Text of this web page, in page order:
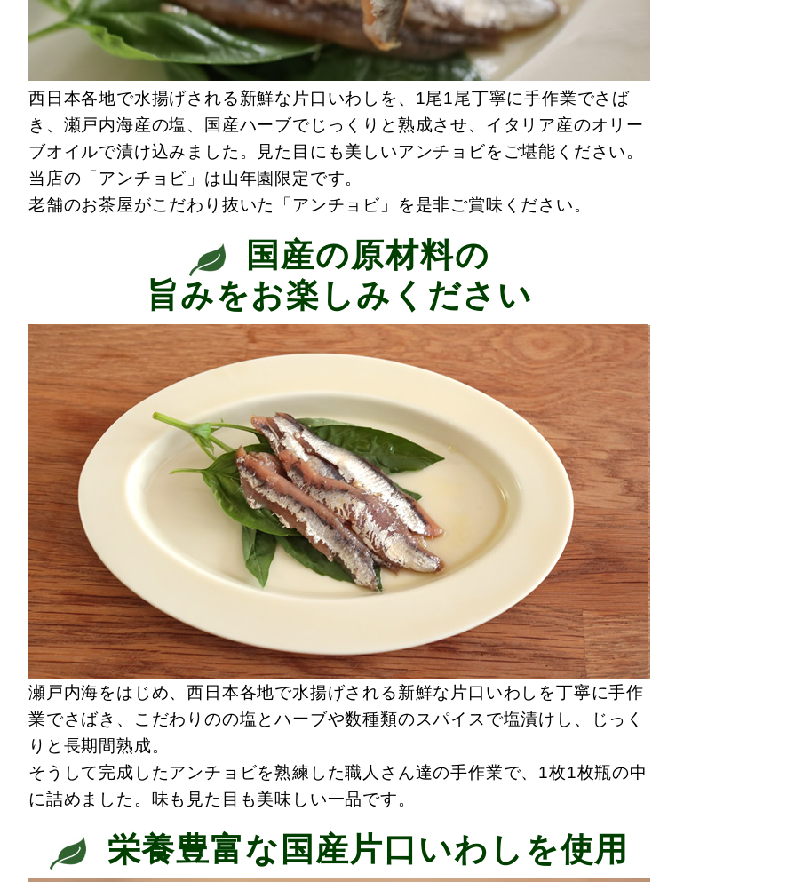
西日本各地で水揚げされる新鮮な片口いわしを、1尾1尾丁寧に手作業でさば
き、瀬戸内海産の塩、国産ハーブでじっくりと熟成させ、イタリア産のオリー
ブオイルで漬け込みました。見た目にも美しいアンチョビをご堪能ください。
当店の「アンチョビ」は山年園限定です。
老舗のお茶屋がこだわり抜いた「アンチョビ」を是非ご賞味ください。
国産の原材料の
旨みをお楽しみください
瀬戸内海をはじめ、西日本各地で水揚げされる新鮮な片口いわしを丁寧に手作
業でさばき、こだわりのの塩とハーブや数種類のスパイスで塩漬けし、じっく
りと長期間熟成。
そうして完成したアンチョビを熟練した職人さん達の手作業で、1枚1枚瓶の中
に詰めました。味も見た目も美味しい一品です。
栄養豊富な国産片口いわしを使用